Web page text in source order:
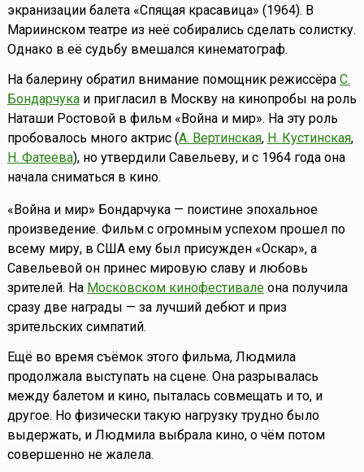
экранизации балета «Спящая красавица» (1964). В
Мариинском театре из неё собирались сделать солистку.
Однако в её судьбу вмешался кинематограф.
На балерину обратил внимание помощник режиссёра С.
Бондарчукаи пригласил в Москву на кинопробы на роль
Наташи Ростовой в фильм «Война и мир». На эту роль
пробовалось много актрис (А. Вертинская, Н. Кустинская,
Н. Фатеева), но утвердили Савельеву, и с 1964 года она
начала сниматься в кино.
«Война и мир» Бондарчука — поистине эпохальное
произведение. Фильм с огромным успехом прошел по
всему миру, в США ему был присужден «Оскар», а
Савельевой он принес мировую славу и любовь
зрителей. На Московском кинофестивалеона получила
сразу две награды — за лучший дебют и приз
зрительских симпатий.
Ещё во время съёмок этого фильма, Людмила
продолжала выступать на сцене. Она разрывалась
между балетом и кино, пыталась совмещать и то, и
другое. Но физически такую нагрузку трудно было
выдержать, и Людмила выбрала кино, о чём потом
совершенно не жалела.